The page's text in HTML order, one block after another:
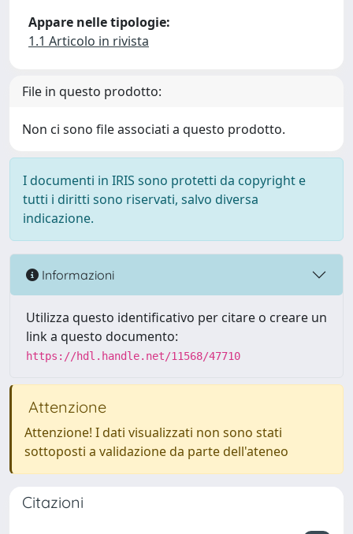
Appare nelle tipologie:
1.1 Articolo in rivista
File in questo prodotto:
Non ci sono file associati a questo prodotto.
I documenti in IRIS sono protetti da copyright e
tutti i diritti sono riservati, salvo diversa
indicazione.
Informazioni
Utilizza questo identificativo per citare o creare un
link a questo documento:
https://hdl.handle.net/11568/47710
Attenzione
Attenzione! I dati visualizzati non sono stati
sottoposti a validazione da parte dell'ateneo
Citazioni